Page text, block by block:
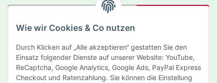
Wie wir Cookies & Co nutzen
Durch Klicken auf „Alle akzeptieren“ gestatten Sie den
Einsatz folgender Dienste auf unserer Website: YouTube,
ReCaptcha, Google Analytics, Google Ads, PayPal Express
Checkout und Ratenzahlung. Sie können die Einstellung
Newsletter Abonnieren
Informationen
Gesetzliche Informationen